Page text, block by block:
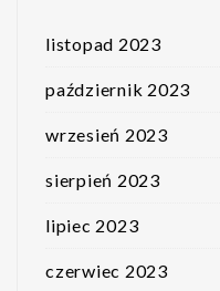
listopad 2023
październik 2023
wrzesień 2023
sierpień 2023
lipiec 2023
czerwiec 2023